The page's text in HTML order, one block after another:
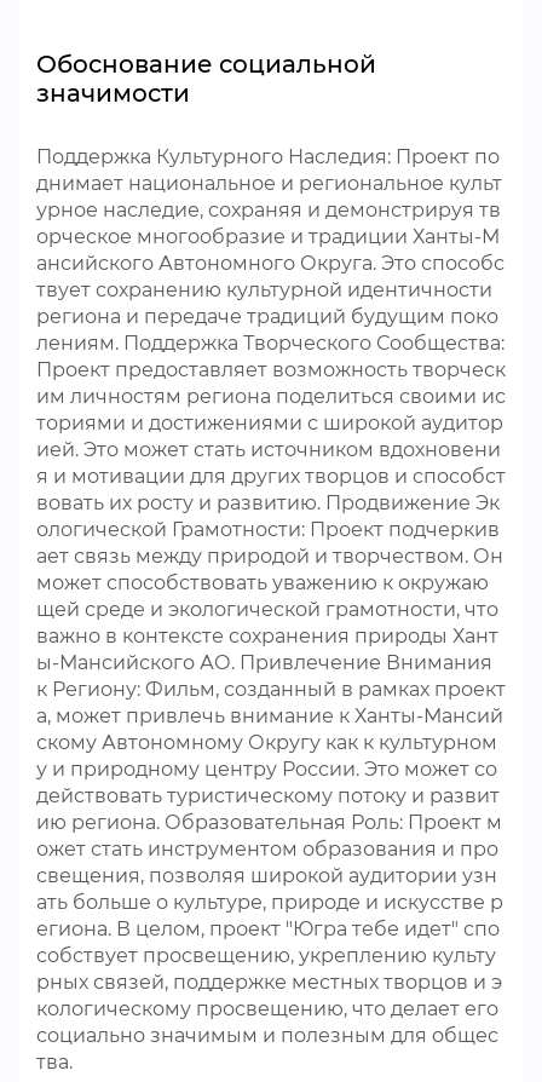
Обоснование социальной
значимости
Поддержка Культурного Наследия: Проект по
днимает национальное и региональное культ
урное наследие, сохраняя и демонстрируя тв
орческое многообразие и традиции Ханты-М
ансийского Автономного Округа. Это способс
твует сохранению культурной идентичности
региона и передаче традиций будущим поко
лениям. Поддержка Творческого Сообщества:
Проект предоставляет возможность творческ
им личностям региона поделиться своими ис
ториями и достижениями с широкой аудитор
ией. Это может стать источником вдохновени
я и мотивации для других творцов и способст
вовать их росту и развитию. Продвижение Эк
ологической Грамотности: Проект подчеркив
ает связь между природой и творчеством. Он
может способствовать уважению к окружаю
щей среде и экологической грамотности, что
важно в контексте сохранения природы Хант
ы-Мансийского АО. Привлечение Внимания
к Региону: Фильм, созданный в рамках проект
а, может привлечь внимание к Ханты-Мансий
скому Автономному Округу как к культурном
у и природному центру России. Это может со
действовать туристическому потоку и развит
ию региона. Образовательная Роль: Проект м
ожет стать инструментом образования и про
свещения, позволяя широкой аудитории узн
ать больше о культуре, природе и искусстве р
егиона. В целом, проект "Югра тебе идет" спо
собствует просвещению, укреплению культу
рных связей, поддержке местных творцов и э
кологическому просвещению, что делает его
социально значимым и полезным для общес
тва.